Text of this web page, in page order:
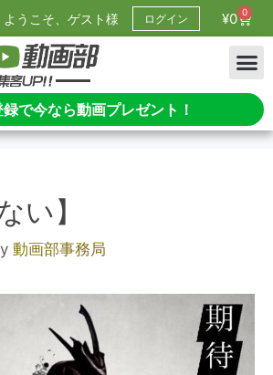
ようこそ、ゲスト様 ログイン ¥0 0
で今なら動画プレゼント！
い】
動画部事務局